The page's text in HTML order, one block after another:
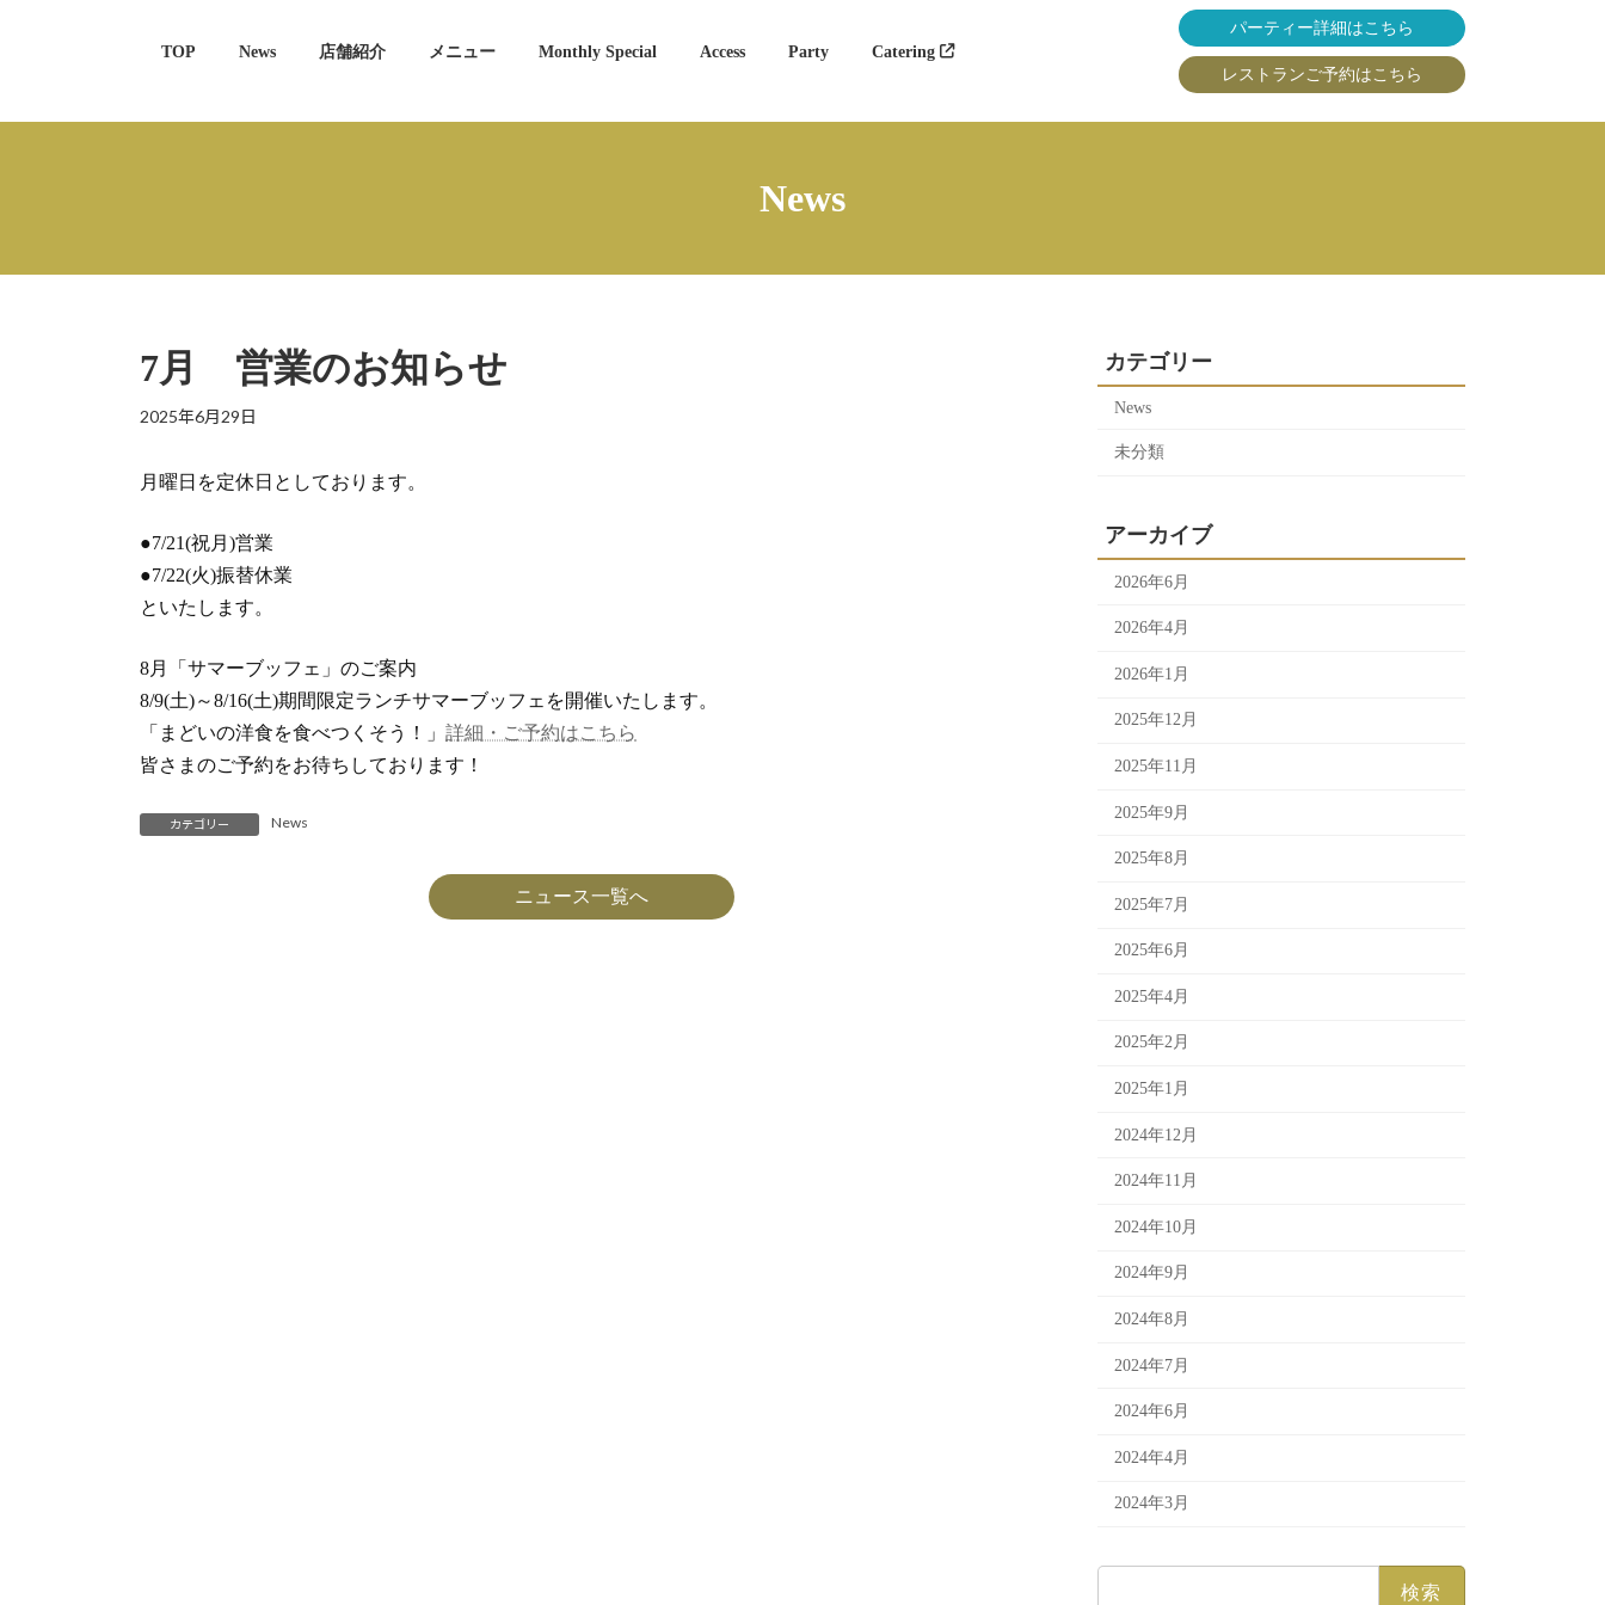
TOP News 店舗紹介 メニュー Monthly Special Access Party Catering
パーティー詳細はこちら
レストランご予約はこちら
News
7月 営業のお知らせ
2025年6月29日
月曜日を定休日としております。
●7/21(祝月)営業
●7/22(火)振替休業
といたします。
8月「サマーブッフェ」のご案内
8/9(土)～8/16(土)期間限定ランチサマーブッフェを開催いたします。
「まどいの洋食を食べつくそう！」 詳細・ご予約はこちら
皆さまのご予約をお待ちしております！
カテゴリー News
ニュース一覧へ
カテゴリー
News
未分類
アーカイブ
2026年6月
2026年4月
2026年1月
2025年12月
2025年11月
2025年9月
2025年8月
2025年7月
2025年6月
2025年4月
2025年2月
2025年1月
2024年12月
2024年11月
2024年10月
2024年9月
2024年8月
2024年7月
2024年6月
2024年4月
2024年3月